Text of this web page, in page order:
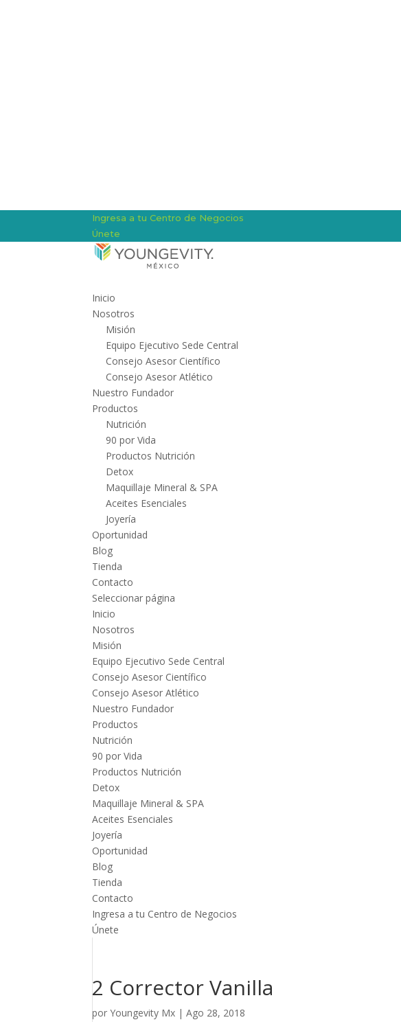
Ingresa a tu Centro de Negocios
Únete
Inicio
Nosotros
Misión
Equipo Ejecutivo Sede Central
Consejo Asesor Científico
Consejo Asesor Atlético
Nuestro Fundador
Productos
Nutrición
90 por Vida
Productos Nutrición
Detox
Maquillaje Mineral & SPA
Aceites Esenciales
Joyería
Oportunidad
Blog
Tienda
Contacto
Seleccionar página
Inicio
Nosotros
Misión
Equipo Ejecutivo Sede Central
Consejo Asesor Científico
Consejo Asesor Atlético
Nuestro Fundador
Productos
Nutrición
90 por Vida
Productos Nutrición
Detox
Maquillaje Mineral & SPA
Aceites Esenciales
Joyería
Oportunidad
Blog
Tienda
Contacto
Ingresa a tu Centro de Negocios
Únete
2 Corrector Vanilla
porYoungevity Mx |Ago 28, 2018